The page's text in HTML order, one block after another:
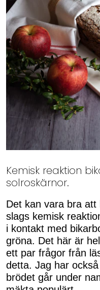
Kemisk reaktion
solroskärnor.
Det kan vara bra
slags kemisk
i kontakt med
gröna. Det här är
ett par frågor från
detta. Jag har
brödet går under